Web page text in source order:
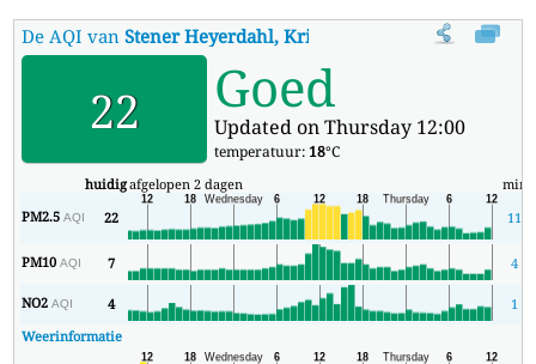
De AQI vanStener Heyerdahl, Kristiansand, Norway :De
22 Goed
Updated on Thursday 12:00
temperatuur: 18°C
huidigafgelopen 2 dagen min
PM2.5AQI 22 11
PM10AQI 7 4
NO2AQI 4
1
Weerinformatie